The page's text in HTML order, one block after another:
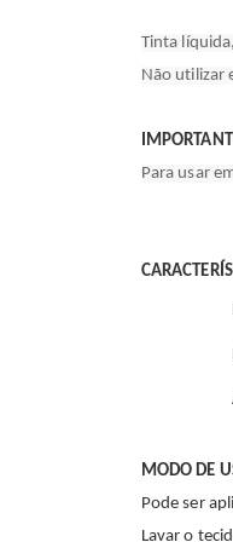
Tinta
Não utilizar
Para usar
MODO DE
Pode ser
Lavar o